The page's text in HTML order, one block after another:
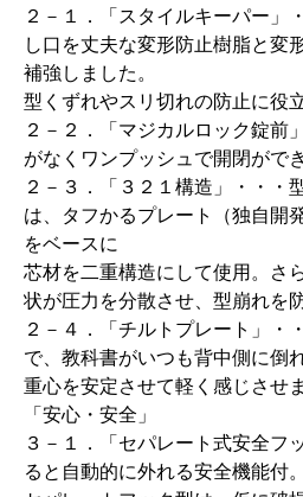
２－１．「スタイルキーパー」
し口を丈夫な変形防止樹脂と変
補強しました。
型くずれやスリ切れの防止に役
２－２．「マジカルロック錠前
がなくワンプッシュで開閉がで
２－３．「３２１構造」・・・
は、タフかるプレート（独自開
をベースに
芯材を二重構造にして使用。さ
状が圧力を分散させ、型崩れを
２－４．「チルトプレート」・
で、教科書がいつも背中側に倒
重心を安定させて軽く感じさせま
「安心・安全」
３－１．「セパレート式安全フ
ると自動的に外れる安全機能付。